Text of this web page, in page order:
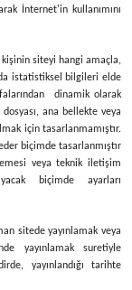
İnternet'in kullanımını
siteyi hangi amaçla,
istatistiksel bilgileri elde
dinamik olarak
ana bellekte veya
için tasarlanmamıştır.
biçimde tasarlanmıştır
veya teknik iletişim
biçimde ayarları
sitede yayınlamak veya
yayınlamak suretiyle
yayınlandığı tarihte